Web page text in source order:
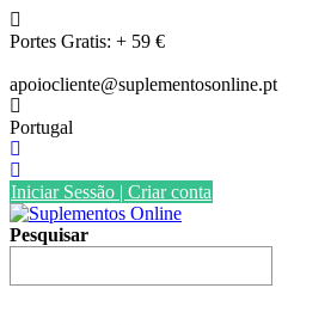
Skip
to
Portes Gratis: + 59 €
apoiocliente@suplementosonline.pt
Portugal
Iniciar Sessão | Criar conta
Pesquisar